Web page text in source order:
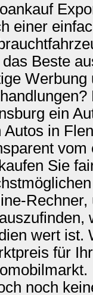
einer
Beste
ein
Autos in
vom
Sie
wert ist.
für
noch